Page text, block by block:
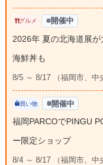
グルメ 開催中
2026年 夏の北海道展
海鮮丼も
8/5 ～ 8/17 （福岡市、中
買い物 開催中
福岡PARCOでPINGU
ー限定ショップ
8/4 ～ 8/17 （福岡市、中